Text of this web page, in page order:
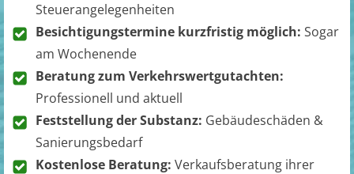
Steuerangelegenheiten
Besichtigungstermine kurzfristig möglich: Sogar
am Wochenende
Beratung zum Verkehrswertgutachten:
Professionell und aktuell
Feststellung der Substanz: Gebäudeschäden &
Sanierungsbedarf
Kostenlose Beratung: Verkaufsberatung ihrer